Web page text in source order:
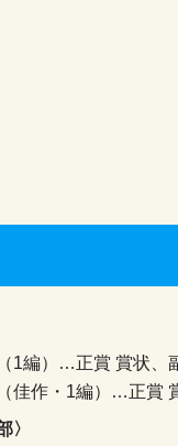
1編）…正賞 賞状、
佳作・1編）…正賞
〉